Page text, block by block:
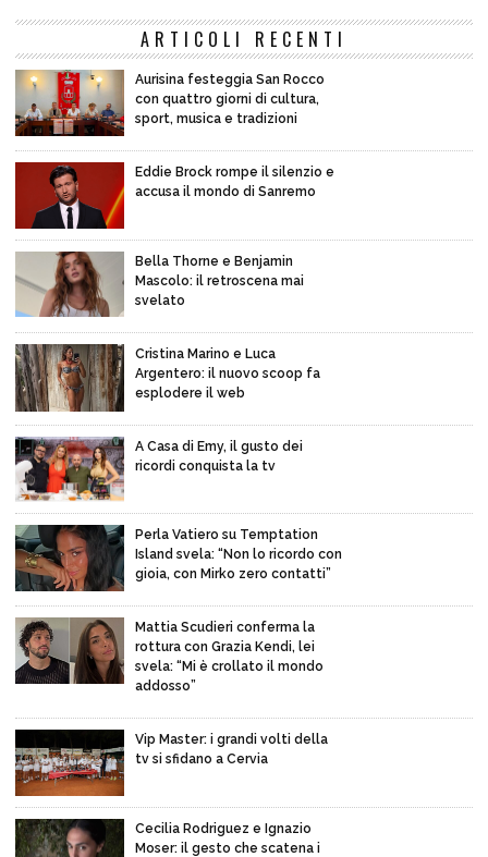
ARTICOLI RECENTI
Aurisina festeggia San Rocco
con quattro giorni di cultura,
sport, musica e tradizioni
Eddie Brock rompe il silenzio e
accusa il mondo di Sanremo
Bella Thorne e Benjamin
Mascolo: il retroscena mai
svelato
Cristina Marino e Luca
Argentero: il nuovo scoop fa
esplodere il web
A Casa di Emy, il gusto dei
ricordi conquista la tv
Perla Vatiero su Temptation
Island svela: “Non lo ricordo con
gioia, con Mirko zero contatti”
Mattia Scudieri conferma la
rottura con Grazia Kendi, lei
svela: “Mi è crollato il mondo
addosso”
Vip Master: i grandi volti della
tv si sfidano a Cervia
Cecilia Rodriguez e Ignazio
Moser: il gesto che scatena i